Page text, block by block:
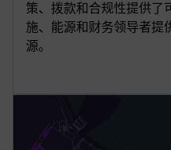
策、拨款和合规性提供了
施、能源和财务领导者提
源。